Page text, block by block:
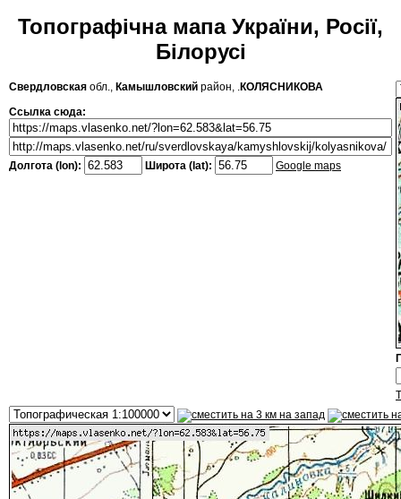
Топографічна мапа України, Росії,
Білорусі
Свердловская обл., Камышловский район, .КОЛЯСНИКОВА
Ссылка сюда:
Долгота (lon): Широта (lat): Google maps